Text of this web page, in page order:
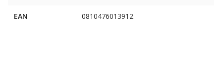
EAN 0810476013912